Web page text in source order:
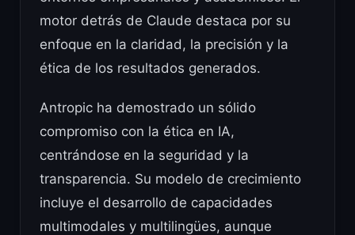
motor detrás de Claude destaca por su
enfoque en la claridad, la precisión y la
ética de los resultados generados.
Antropic ha demostrado un sólido
compromiso con la ética en IA,
centrándose en la seguridad y la
transparencia. Su modelo de crecimiento
incluye el desarrollo de capacidades
multimodales y multilingües, aunque